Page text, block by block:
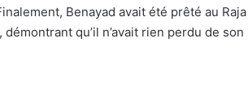
Benayad avait été prêté au Raja
qu’il n’avait rien perdu de son